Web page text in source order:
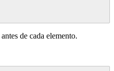
antes de cada elemento.